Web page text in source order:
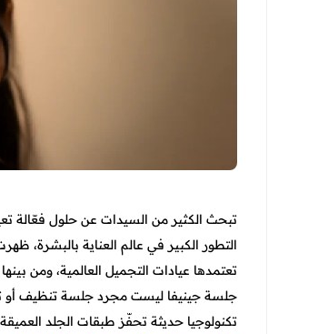
تبحث الكثير من السيدات عن حلول فعّالة
تعتمدها عيادات التجميل العالمية، ومن
جلسة جينيفا ليست مجرد جلسة تنظيف أو
تكنولوجيا حديثة تحفّز طبقات الجلد